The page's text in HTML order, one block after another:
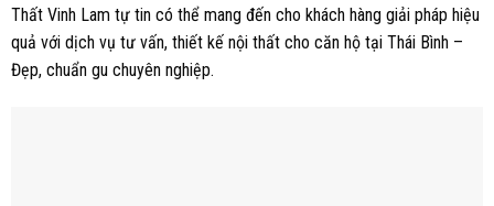
Thất Vinh Lam tự tin có thể mang đến cho khách hàng giải pháp hiệu
quả với dịch vụ tư vấn, thiết kế nội thất cho căn hộ tại Thái Bình –
Đẹp, chuẩn gu chuyên nghiệp.